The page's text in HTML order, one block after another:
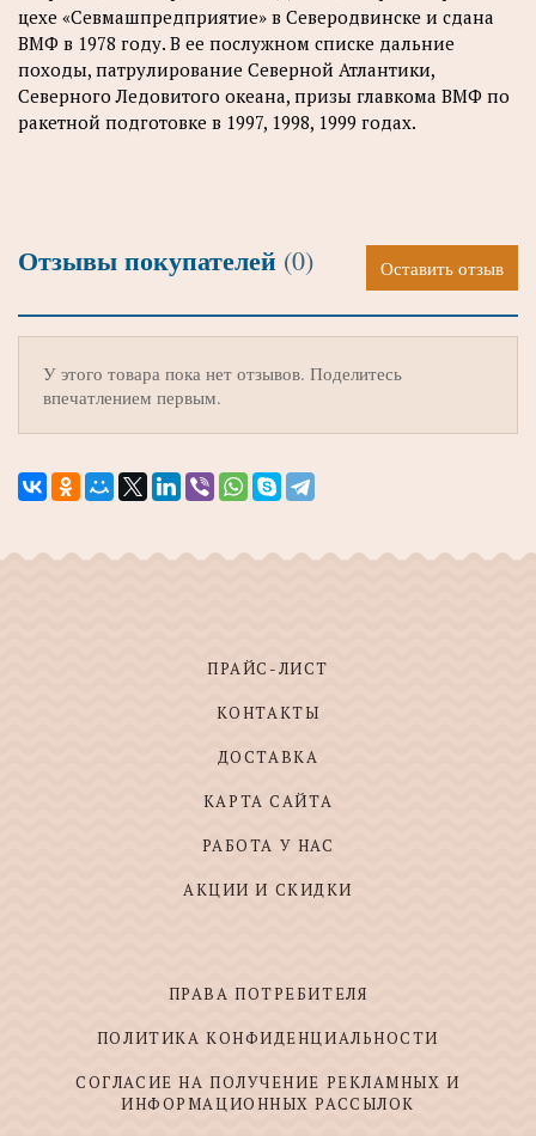
цехе «Севмашпредприятие» в Северодвинске и сдана
ВМФ в 1978 году. В ее послужном списке дальние
походы, патрулирование Северной Атлантики,
Северного Ледовитого океана, призы главкома ВМФ по
ракетной подготовке в 1997, 1998, 1999 годах.
Отзывы покупателей (0) Оставить отзыв
У этого товара пока нет отзывов. Поделитесь
впечатлением первым.
ПРАЙС-ЛИСТ
КОНТАКТЫ
ДОСТАВКА
КАРТА САЙТА
РАБОТА У НАС
АКЦИИ И СКИДКИ
ПРАВА ПОТРЕБИТЕЛЯ
ПОЛИТИКА КОНФИДЕНЦИАЛЬНОСТИ
СОГЛАСИЕ НА ПОЛУЧЕНИЕ РЕКЛАМНЫХ И
ИНФОРМАЦИОННЫХ РАССЫЛОК